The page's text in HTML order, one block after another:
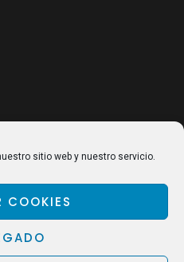
sitio web y nuestro servicio.
COOKIES